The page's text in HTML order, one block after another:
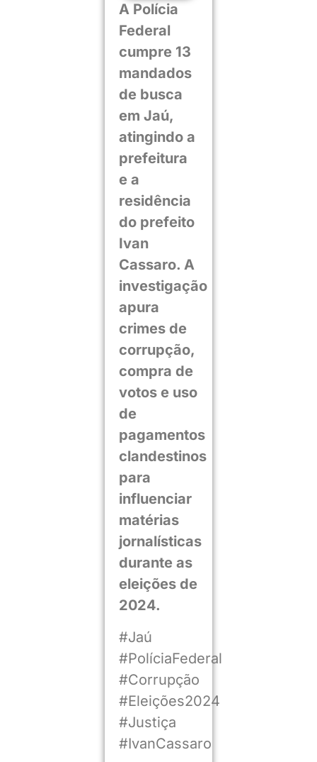
A Polícia
Federal
cumpre 13
mandados
de busca
em Jaú,
atingindo a
prefeitura
e a
residência
do prefeito
Ivan
Cassaro. A
investigação
apura
crimes de
corrupção,
compra de
votos e uso
de
pagamentos
clandestinos
para
influenciar
matérias
jornalísticas
durante as
eleições de
2024.
#Jaú
#PolíciaFederal
#Corrupção
#Eleições2024
#Justiça
#IvanCassaro